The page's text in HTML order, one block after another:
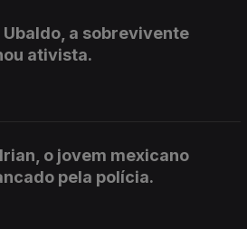
a sobrevivente
ativista.
o jovem mexicano
pela polícia.